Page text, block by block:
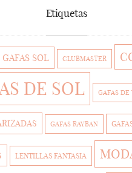
Etiquetas
SOL CLUBMASTER
DE SOL GAFAS DE
GAFAS RAYBAN
LENTILLAS FANTASIA